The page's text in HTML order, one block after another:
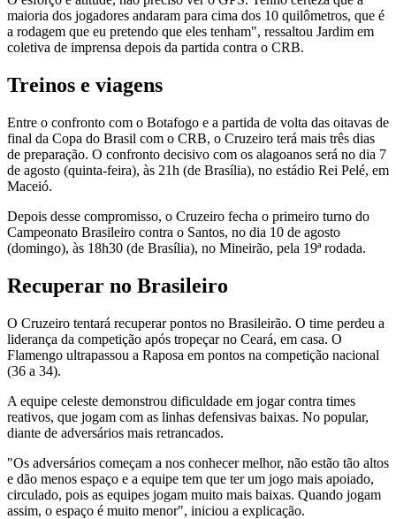
maioria dos jogadores andaram para cima dos 10 quilômetros, que é
a rodagem que eu pretendo que eles tenham", ressaltou Jardim em
coletiva de imprensa depois da partida contra o CRB.
Treinos e viagens
Entre o confronto com o Botafogo e a partida de volta das oitavas de
final da Copa do Brasil com o CRB, o Cruzeiro terá mais três dias
de preparação. O confronto decisivo com os alagoanos será no dia 7
de agosto (quinta-feira), às 21h (de Brasília), no estádio Rei Pelé, em
Maceió.
Depois desse compromisso, o Cruzeiro fecha o primeiro turno do
Campeonato Brasileiro contra o Santos, no dia 10 de agosto
(domingo), às 18h30 (de Brasília), no Mineirão, pela 19ª rodada.
Recuperar no Brasileiro
O Cruzeiro tentará recuperar pontos no Brasileirão. O time perdeu a
liderança da competição após tropeçar no Ceará, em casa. O
Flamengo ultrapassou a Raposa em pontos na competição nacional
(36 a 34).
A equipe celeste demonstrou dificuldade em jogar contra times
reativos, que jogam com as linhas defensivas baixas. No popular,
diante de adversários mais retrancados.
"Os adversários começam a nos conhecer melhor, não estão tão altos
e dão menos espaço e a equipe tem que ter um jogo mais apoiado,
circulado, pois as equipes jogam muito mais baixas. Quando jogam
assim, o espaço é muito menor", iniciou a explicação.